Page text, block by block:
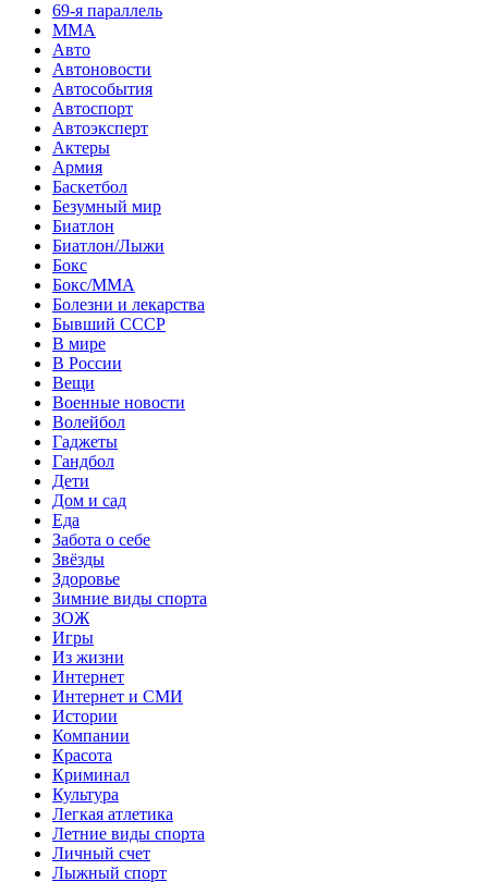
69-я параллель
MMA
Авто
Автоновости
Автособытия
Автоспорт
Автоэксперт
Актеры
Армия
Баскетбол
Безумный мир
Биатлон
Биатлон/Лыжи
Бокс
Бокс/MMA
Болезни и лекарства
Бывший СССР
В мире
В России
Вещи
Военные новости
Волейбол
Гаджеты
Гандбол
Дети
Дом и сад
Еда
Забота о себе
Звёзды
Здоровье
Зимние виды спорта
ЗОЖ
Игры
Из жизни
Интернет
Интернет и СМИ
Истории
Компании
Красота
Криминал
Культура
Легкая атлетика
Летние виды спорта
Личный счет
Лыжный спорт